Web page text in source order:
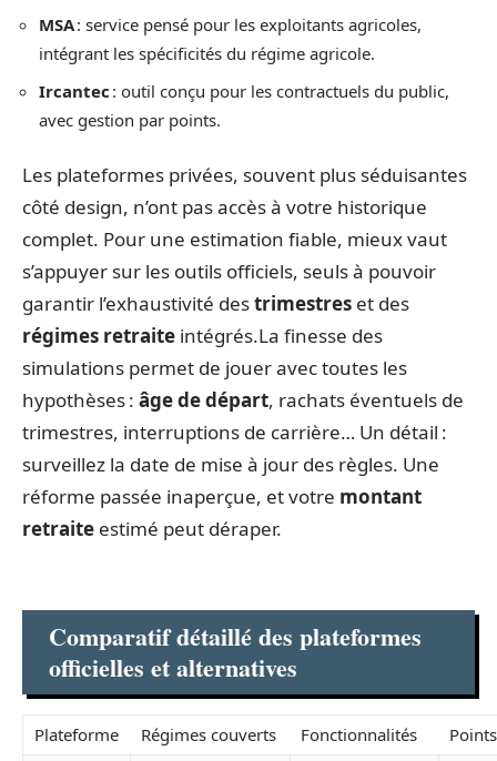
MSA: service pensé pour les exploitants agricoles,
intégrant les spécificités du régime agricole.
Ircantec : outil conçu pour les contractuels du public,
avec gestion par points.
Les plateformes privées, souvent plus séduisantes
côté design, n’ont pas accès à votre historique
complet. Pour une estimation fiable, mieux vaut
s’appuyer sur les outils officiels, seuls à pouvoir
garantir l’exhaustivité destrimestres et des
régimes retraite intégrés.La finesse des
simulations permet de jouer avec toutes les
hypothèses : âge de départ, rachats éventuels de
trimestres, interruptions de carrière… Un détail :
surveillez la date de mise à jour des règles. Une
réforme passée inaperçue, et votre montant
retraite estimé peut déraper.
Comparatif détaillé des plateformes
officielles et alternatives
Plateforme Régimes couverts Fonctionnalités